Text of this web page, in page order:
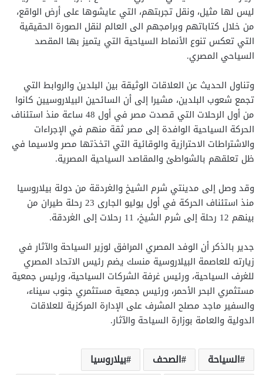
ليس لها مثيل، ونقل تجربتهم، التي عايشوها على أرض الواقع،
من خلال كتاباتهم وبرامجهم الى العالم لنقل الصورة الحقيقية
التي تعكس تنوع الأنماط السياحية التي يتميز بها المقصد
السياحي المصري.
وتناول الحديث عن العلاقات الوثيقة بين البلدين والروابط التي
تجمع شعوب البلدين، مشيرا إلى أن السائحين البيلاروسيين كانوا
من أول الرحلات التي قصدت مصر في أول 48 ساعة منذ استئناف
الحركة السياحية الوافدة إلى مصر ثقة منهم في الإجراءات
والاشتراطات الاحترازية والوقائية التي اتخذتها مصر ولاسيما في
ظل تعلقهم بالشواطئ والمقاصد السياحية المصرية.
وقد وصل إلى مدينتي شرم الشيخ والغردقة من دولة بيلاروسيا
منذ استئناف الحركة في أول يوليو الجارى 23 رحلة طيران من
بينهم 12 رحلة إلى شرم الشيخ، 11 رحلات إلى الغردقة.
جدير بالذكر أن الوفد المصري المرافق لوزير السياحة والآثار في
زيارته للعاصمة البيلاروسية منسك يضم رئيس الاتحاد المصري
للغرف السياحية، ورئيس غرفة الشركات السياحية، ورئيس جمعية
مستثمري البحر الأحمر، ورئيس جمعية مستثمري جنوب سيناء،
والسفير ماجد مصلح المشرف على الإدارة المركزية للعلاقات
الدولية والعامة بوزارة السياحة والآثار.
السياحة الصحف
بيلاروسيا